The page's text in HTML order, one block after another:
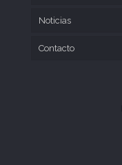
Noticias
Contacto